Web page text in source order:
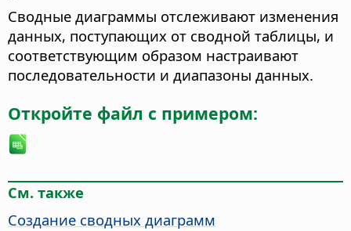
Сводные диаграммы отслеживают изменения
данных, поступающих от сводной таблицы, и
соответствующим образом настраивают
последовательности и диапазоны данных.
Откройте файл с примером:
См. также
Создание сводных диаграмм